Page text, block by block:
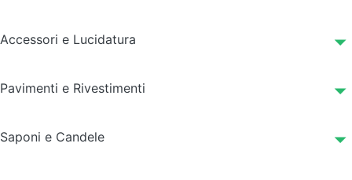
Accessori e Lucidatura
Pavimenti e Rivestimenti
Saponi e Candele